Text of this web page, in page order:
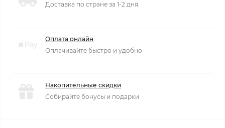
Доставка по стране за 1-2 дня.
Оплата онлайн
Оплачивайте быстро и удобно
Накопительные скидки
Собирайте бонусы и подарки